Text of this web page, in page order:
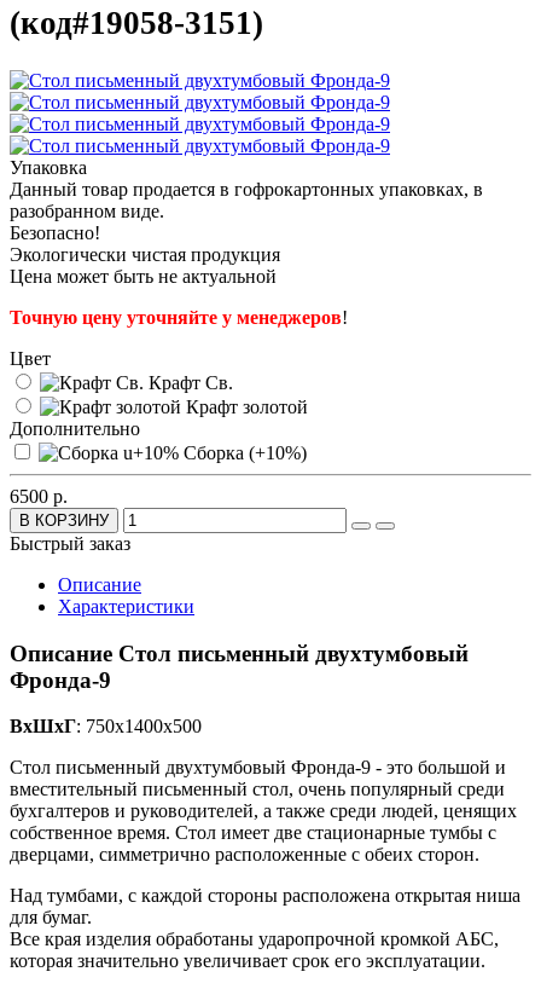
(код#19058-3151)
Упаковка
Данный товар продается в гофрокартонных упаковках, в
разобранном виде.
Безопасно!
Экологически чистая продукция
Цена может быть не актуальной
Точную цену уточняйте у менеджеров!
Цвет
Крафт Св.
Крафт золотой
Дополнительно
Сборка (+10%)
6500 р.
В КОРЗИНУ
Быстрый заказ
Описание
Характеристики
Описание Стол письменный двухтумбовый
Фронда-9
ВхШхГ: 750х1400х500
Стол письменный двухтумбовый Фронда-9 - это большой и
вместительный письменный стол, очень популярный среди
бухгалтеров и руководителей, а также среди людей, ценящих
собственное время. Стол имеет две стационарные тумбы с
дверцами, симметрично расположенные с обеих сторон.
Над тумбами, с каждой стороны расположена открытая ниша
для бумаг.
Все края изделия обработаны ударопрочной кромкой АБС,
которая значительно увеличивает срок его эксплуатации.